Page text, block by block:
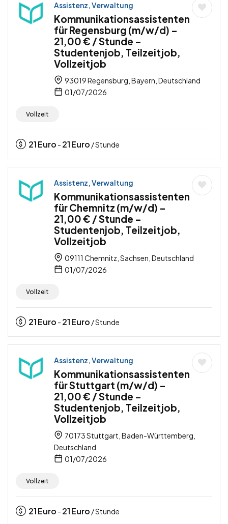
Assistenz, Verwaltung
Kommunikationsassistenten
für Regensburg (m/w/d) –
21,00 € / Stunde –
Studentenjob, Teilzeitjob,
Vollzeitjob
93019 Regensburg, Bayern, Deutschland
01/07/2026
Vollzeit
21Euro - 21Euro / Stunde
Assistenz, Verwaltung
Kommunikationsassistenten
für Chemnitz (m/w/d) –
21,00 € / Stunde –
Studentenjob, Teilzeitjob,
Vollzeitjob
09111 Chemnitz, Sachsen, Deutschland
01/07/2026
Vollzeit
21Euro - 21Euro / Stunde
Assistenz, Verwaltung
Kommunikationsassistenten
für Stuttgart (m/w/d) –
21,00 € / Stunde –
Studentenjob, Teilzeitjob,
Vollzeitjob
70173 Stuttgart, Baden-Württemberg,
Deutschland
01/07/2026
Vollzeit
21Euro - 21Euro / Stunde